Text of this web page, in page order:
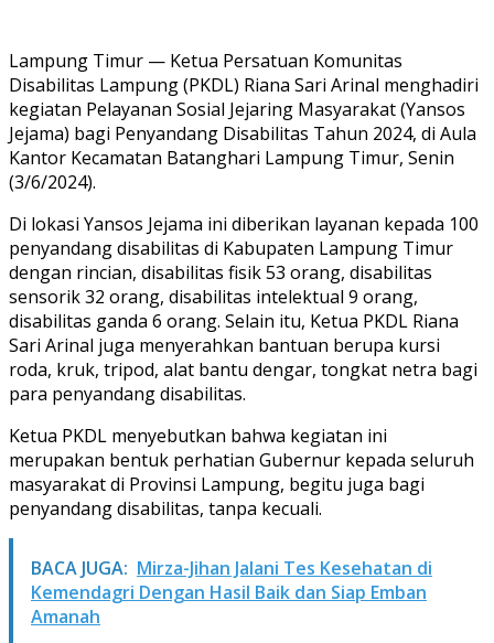
Lampung Timur — Ketua Persatuan Komunitas
Disabilitas Lampung (PKDL) Riana Sari Arinal menghadiri
kegiatan Pelayanan Sosial Jejaring Masyarakat (Yansos
Jejama) bagi Penyandang Disabilitas Tahun 2024, di Aula
Kantor Kecamatan Batanghari Lampung Timur, Senin
(3/6/2024).
Di lokasi Yansos Jejama ini diberikan layanan kepada 100
penyandang disabilitas di Kabupaten Lampung Timur
dengan rincian, disabilitas fisik 53 orang, disabilitas
sensorik 32 orang, disabilitas intelektual 9 orang,
disabilitas ganda 6 orang. Selain itu, Ketua PKDL Riana
Sari Arinal juga menyerahkan bantuan berupa kursi
roda, kruk, tripod, alat bantu dengar, tongkat netra bagi
para penyandang disabilitas.
Ketua PKDL menyebutkan bahwa kegiatan ini
merupakan bentuk perhatian Gubernur kepada seluruh
masyarakat di Provinsi Lampung, begitu juga bagi
penyandang disabilitas, tanpa kecuali.
BACA JUGA: Mirza-Jihan Jalani Tes Kesehatan di
Kemendagri Dengan Hasil Baik dan Siap Emban
Amanah